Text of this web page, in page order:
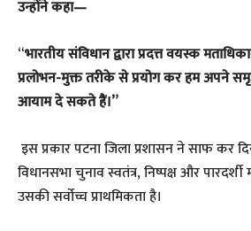
उन्होंने कहा—
“भारतीय संविधान द्वारा प्रदत्त वयस्क
प्रलोभन-मुक्त तरीके से प्रयोग कर हम अपने
आयाम दे सकते हैं।”
इस प्रकार पटना जिला प्रशासन ने साफ कर
विधानसभा चुनाव स्वतंत्र, निष्पक्ष और पारदर्शी
उसकी सर्वोच्च प्राथमिकता है।